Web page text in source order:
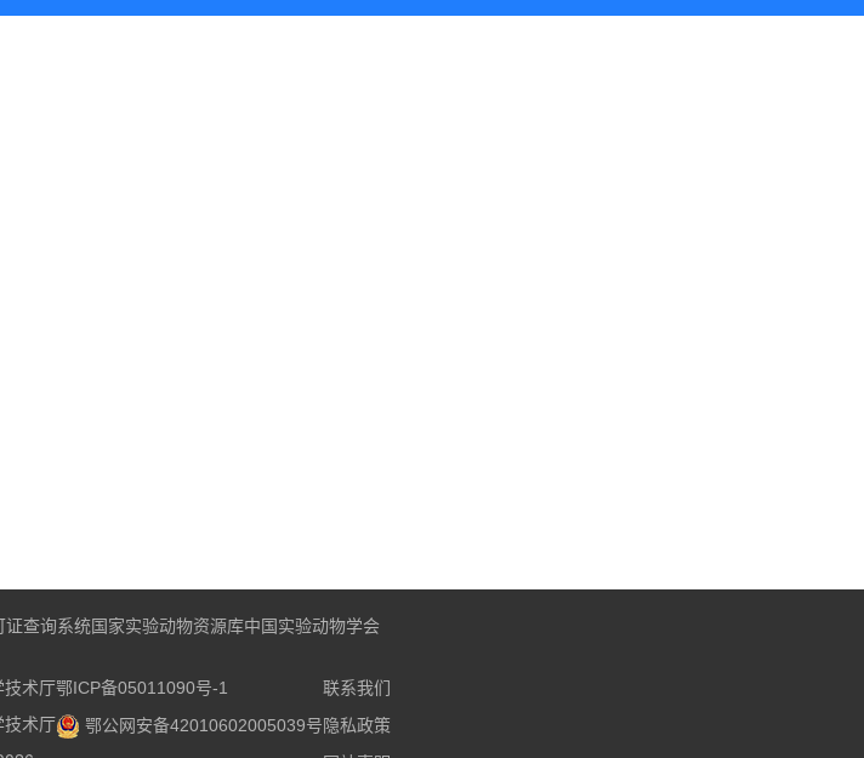
证查询系统国家实验动物资源库中国实验动物学会
技术厅
技术厅
鄂ICP备05011090号-1
鄂公网安备42010602005039号
联系我们
隐私政策